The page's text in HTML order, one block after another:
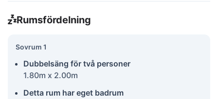
Rumsfördelning
Sovrum 1
Dubbelsäng för två personer
1.80m x 2.00m
Detta rum har eget badrum